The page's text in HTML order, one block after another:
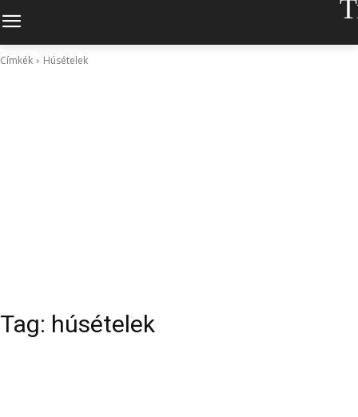
Címkék Húsételek
Tag: húsételek